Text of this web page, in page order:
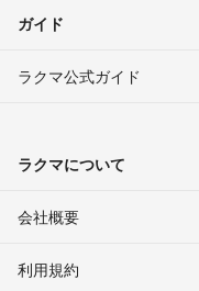
週末スーパーセール
早い者勝ち
値下げしました
赤字品多数出品
まとめ買い多少値下げします
ガイド
ラクマ公式ガイド
ラクマについて
会社概要
利用規約